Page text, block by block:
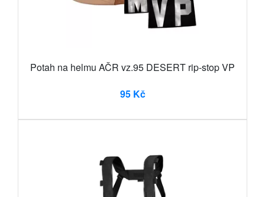
Potah na helmu AČR vz.95 DESERT rip-stop VP
95 Kč